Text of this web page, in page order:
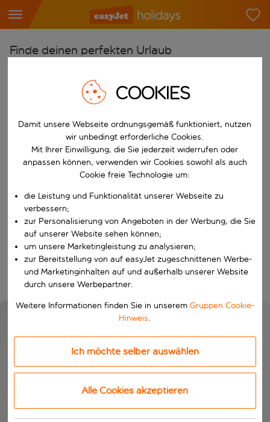
Finde deinen perfekten Urlaub
Flughafen wählen
Beginne mit der Eingabe für die automatische
Reiseziel wählen
Nach
Wähle ein Ab- und Rückflugdatum aus.
Reisezeitraum wählen
Wann
Wer
Suchen
COOKIES
Damit unsere Webseite ordnungsgemäß funktioniert, nutzen
wir unbedingt erforderliche Cookies.
Mit Ihrer Einwilligung, die Sie jederzeit widerrufen oder
anpassen können, verwenden wir Cookies sowohl als auch
Cookie freie Technologie um:
die Leistung und Funktionalität unserer Webseite zu
verbessern;
zur Personalisierung von Angeboten in der Werbung, die Sie
auf unserer Website sehen können;
um unsere Marketingleistung zu analysieren;
zur Bereitstellung von auf easyJet zugeschnittenen Werbe-
und Marketinginhalten auf und außerhalb unserer Website
durch unsere Werbepartner.
Weitere Informationen finden Sie in unserem Gruppen Cookie-
Hinweis.
Ich möchte selber auswählen
Alle Cookies akzeptieren